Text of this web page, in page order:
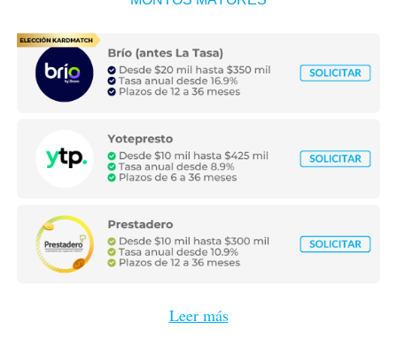
Leer más